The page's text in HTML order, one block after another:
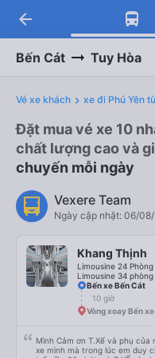
arrow_back
Bến Cát Tuy Hòa
Vé xe khách xe đi Phú Yên
Đặt mua vé xe 10
chất lượng cao và
chuyến mỗi ngày
Vexere Team
Ngày cập nhật: 06/
Khang Thịnh
Limousine 24
Limousine 34 phòng
Bến xe Bến Cát
10 giờ
Vòng xoay Bến
Mình Cảm ơn T.Xế và phụ
xe mình mà trong lúc em duy